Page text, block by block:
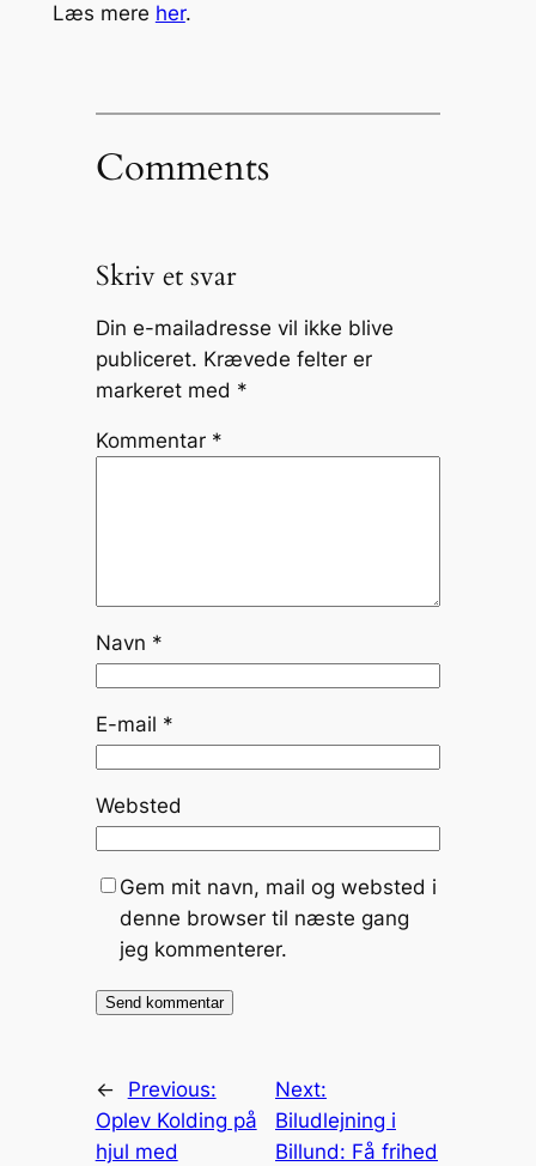
Læs mere her.
Comments
Skriv et svar
Din e-mailadresse vil ikke blive
publiceret. Krævede felter er
markeret med *
Kommentar *
Navn *
E-mail *
Websted
Gem mit navn, mail og websted i
denne browser til næste gang
jeg kommenterer.
←
Previous:
Oplev Kolding på
hjul med
Next:
Biludlejning i
Billund: Få frihed